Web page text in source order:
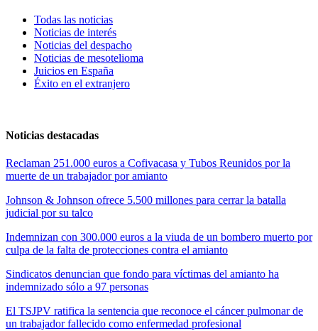
Todas las noticias
Noticias de interés
Noticias del despacho
Noticias de mesotelioma
Juicios en España
Éxito en el extranjero
Noticias destacadas
Reclaman 251.000 euros a Cofivacasa y Tubos Reunidos por la
muerte de un trabajador por amianto
Johnson & Johnson ofrece 5.500 millones para cerrar la batalla
judicial por su talco
Indemnizan con 300.000 euros a la viuda de un bombero muerto por
culpa de la falta de protecciones contra el amianto
Sindicatos denuncian que fondo para víctimas del amianto ha
indemnizado sólo a 97 personas
El TSJPV ratifica la sentencia que reconoce el cáncer pulmonar de
un trabajador fallecido como enfermedad profesional